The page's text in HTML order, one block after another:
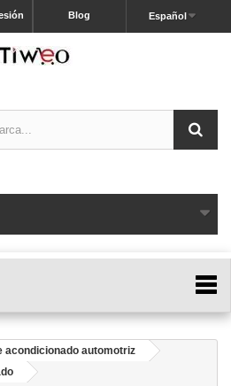
Español
Blog
acondicionado automotriz